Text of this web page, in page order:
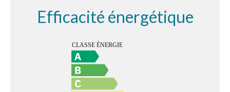
Efficacité énergétique